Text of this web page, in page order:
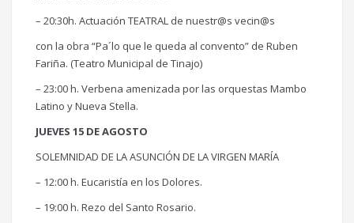
– 20:30h. Actuación TEATRAL de nuestr@s vecin@s
con la obra “Pa´lo que le queda al convento” de Ruben
Fariña. (Teatro Municipal de Tinajo)
– 23:00 h. Verbena amenizada por las orquestas Mambo
Latino y Nueva Stella.
JUEVES 15 DE AGOSTO
SOLEMNIDAD DE LA ASUNCIÓN DE LA VIRGEN MARÍA
– 12:00 h. Eucaristía en los Dolores.
– 19:00 h. Rezo del Santo Rosario.